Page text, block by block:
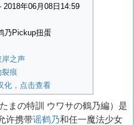
2018年06月08日14:59
乃Pickup扭蛋
岸之声
痕
化，点击查看
まの特訓 ウワサの鶴乃編）是
许携带谣鹤乃和任一魔法少女